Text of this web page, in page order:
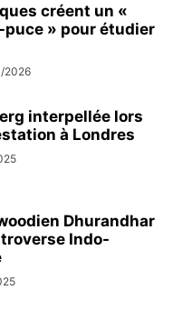
créent un «
» pour étudier
2026
interpellée lors
à Londres
Dhurandhar
Indo-